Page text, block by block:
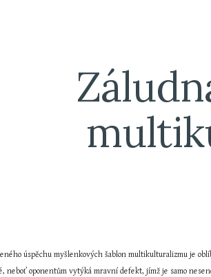
úspěchu myšlenkových šablon multikulturalizmu je
neboť oponentům vytýká mravní defekt, jímž je samo